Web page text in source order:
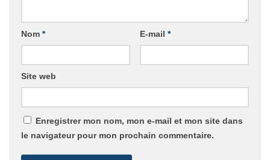
Nom * E-mail *
Site web
Enregistrer mon nom, mon e-mail et mon site dans
le navigateur pour mon prochain commentaire.